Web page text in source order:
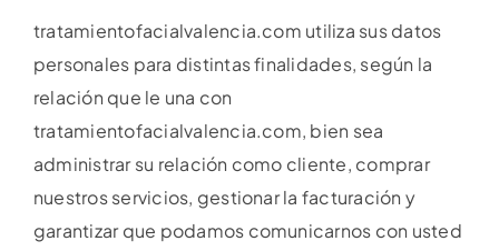
tratamientofacialvalencia.com utiliza sus datos
personales para distintas finalidades, según la
relación que le una con
tratamientofacialvalencia.com, bien sea
administrar su relación como cliente, comprar
nuestros servicios, gestionar la facturación y
garantizar que podamos comunicarnos con usted